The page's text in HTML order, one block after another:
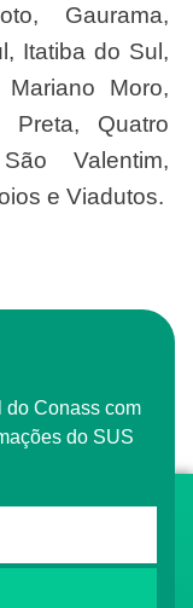
Gaurama,
Itatiba do Sul,
Moro,
Preta, Quatro
Valentim,
e Viadutos.
do SUS